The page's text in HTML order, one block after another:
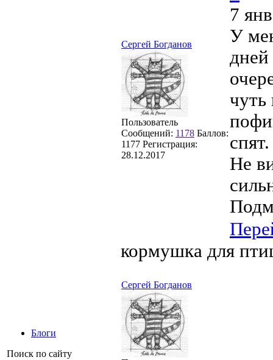
Блоги
Поиск по сайту
Сергей Богданов
Пользователь
Сообщений: 1178 Баллов:
1177 Регистрация:
28.12.2017
7
У
дней
чуть
спят.
Не
кормушка для
Сергей Богданов